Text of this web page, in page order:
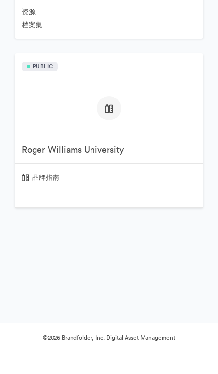
资源
档案集
PUBLIC
Roger Williams University
品牌指南
©2026 Brandfolder, Inc. Digital Asset Management
·